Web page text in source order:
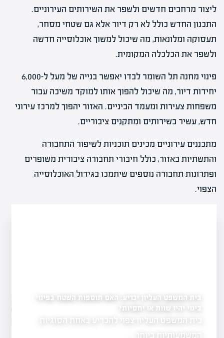
ליצור מרחבים חדשים ולשפר את השירותים העירוניים.
התכנון החדש כולל לא רק דיור אלא גם שטחי מסחר,
תעסוקה ומלונאות, מה שיכול למשוך אוכלוסייה חדשה
ולשפר את הכלכלה המקומית.
פינוי מחנה תל השומר לבדו יאפשר בנייה של מעל ל-6,000
יחידות דיור, מה שיכול להפוך אותו למוקד משיכה עבור
משפחות צעירות ומעמד הביניים. האזור יהפוך למרכז עירוני
חדש, עשיר בשירותים ומתקנים ציבוריים.
מתכננים עירוניים מכינים תוכניות לשיפור התחבורה
והתשתיות באזור, כולל חיבורי תחבורה ציבורית משופרים
ופתרונות תחבורה נוספים שיתמכו בגידול האוכלוסייה
הצפוי.
פרויקט להצלחה?
בית המשפט העליון יכריע: האם תוספות השטח בפינוי
בינוי יהיו שוות או יחסיות?
בית המשפט העליון צפוי להכריע באחת הסוגיות
המשמעותיות ביותר…
לראשונה: עיריית